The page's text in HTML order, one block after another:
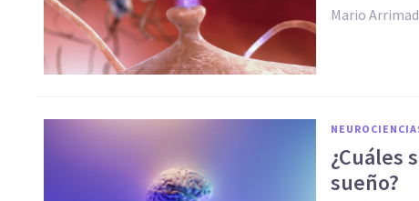
Mario
¿Cuáles
sueño?